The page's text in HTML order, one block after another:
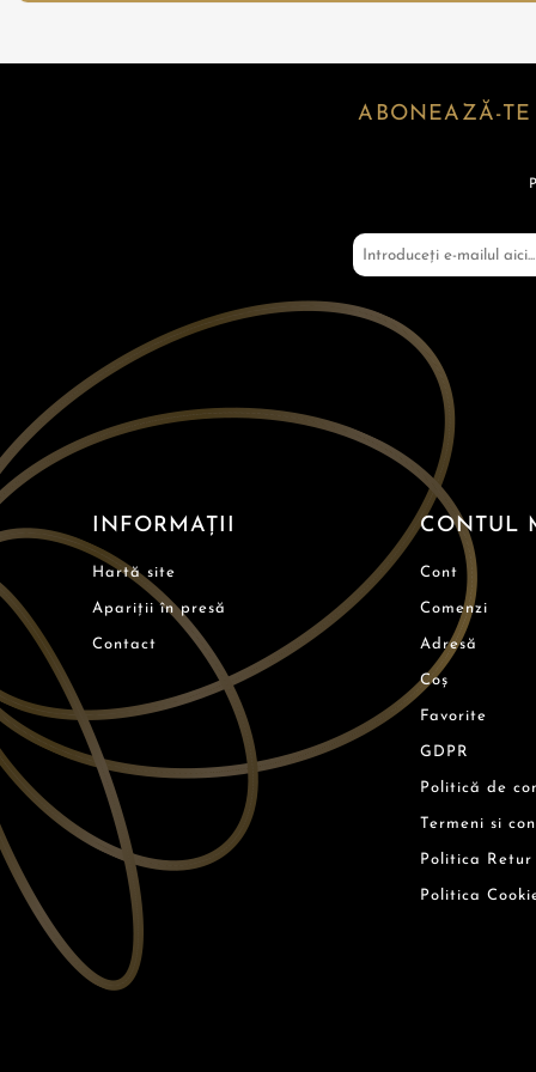
ABONEAZĂ-
INFORMAȚII
Hartă site
Apariții în presă
Contact
CONTUL
Cont
Comenzi
Adresă
Coș
Favorite
GDPR
Politică de
Termeni si
Politica Retur
Politica